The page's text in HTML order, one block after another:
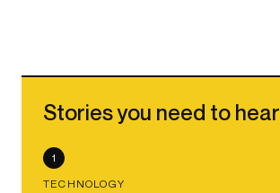
Stories you need to hear
1
TECHNOLOGY